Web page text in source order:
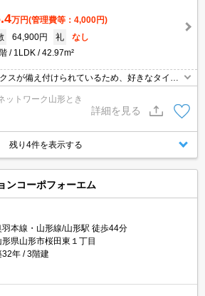
万円(管理費等：4,000円)
64,900円 礼
なし
1LDK 42.97m²
スが備え付けられているため、好きなタイミ
ことができます。室内設備はネット使用料不
揃っており、とても充実しています。知ら
関を開けずに顔を確認できるモニター付きイ
ります。現在建築中の新築物件です。
ットワーク山形とき
詳細を見る
残り4件を表示する
ンコーポフォーエム
羽本線・山形線/山形駅 徒歩44分
形県山形市桜田東１丁目
32年
3階建